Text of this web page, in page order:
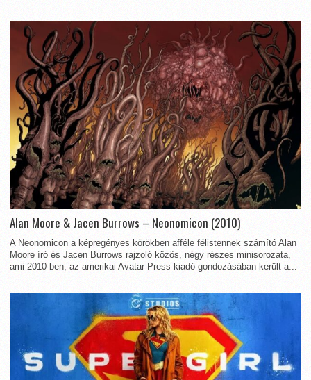
Alan Moore & Jacen Burrows – Neonomicon (2010)
A Neonomicon a képregényes körökben afféle félistennek számító Alan
Moore író és Jacen Burrows rajzoló közös, négy részes minisorozata,
ami 2010-ben, az amerikai Avatar Press kiadó gondozásában került a...